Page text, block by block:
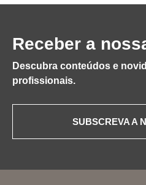
Receber a
Descubra conteúdos e
profissionais.
SUBSCREVA A